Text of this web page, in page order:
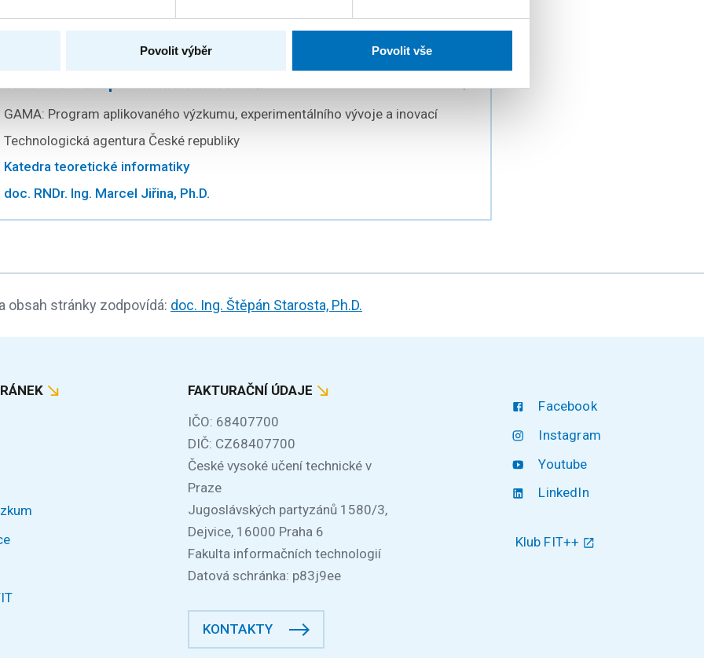
Povolit výběr Povolit vše
vad transparentních materiálů
GAMA: Program aplikovaného výzkumu, experimentálního vývoje a inovací
Technologická agentura České republiky
Katedra teoretické informatiky
doc. RNDr. Ing. Marcel Jiřina, Ph.D.
obsah stránky zodpovídá: doc. Ing. Štěpán Starosta, Ph.D.
FAKTURAČNÍ ÚDAJE
IČO: 68407700
DIČ: CZ68407700
České vysoké učení technické v
Praze
Jugoslávských partyzánů 1580/3,
Dejvice, 16000 Praha 6
Fakulta informačních technologií
Datová schránka: p83j9ee
KONTAKTY
Facebook
Instagram
Youtube
LinkedIn
Klub FIT++